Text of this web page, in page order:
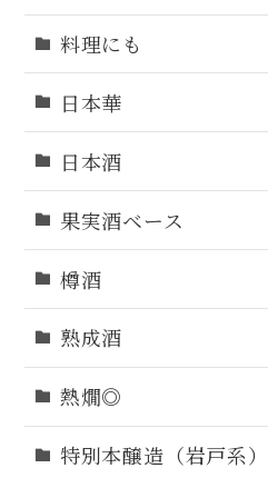
料理にも
日本華
日本酒
果実酒ベース
樽酒
熟成酒
熱燗◎
特別本醸造（岩戸系）